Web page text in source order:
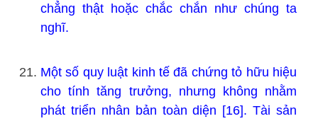
chẳng thật hoặc chắc chắn như chúng ta
nghĩ.
Một số quy luật kinh tế đã chứng tỏ hữu hiệu
cho tính tăng trưởng, nhưng không nhằm
phát triển nhân bản toàn diện [16]. Tài sản